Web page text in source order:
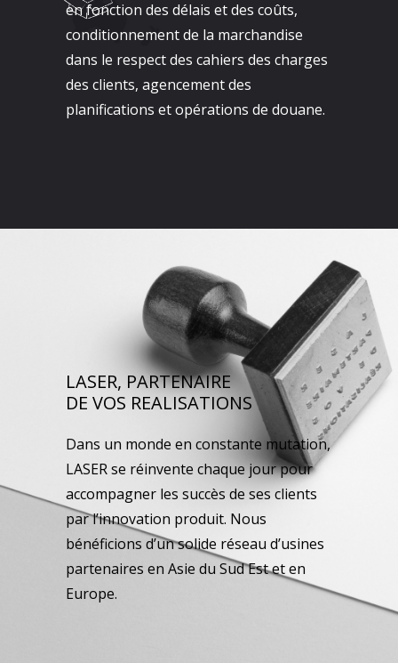
en fonction des délais et des coûts,
conditionnement de la marchandise
dans le respect des cahiers des charges
des clients, agencement des
planifications et opérations de douane.
LASER, PARTENAIRE
DE VOS REALISATIONS
Dans un monde en constante mutation,
LASER se réinvente chaque jour pour
accompagner les succès de ses clients
par l’innovation produit. Nous
bénéficions d’un solide réseau d’usines
partenaires en Asie du Sud Est et en
Europe.